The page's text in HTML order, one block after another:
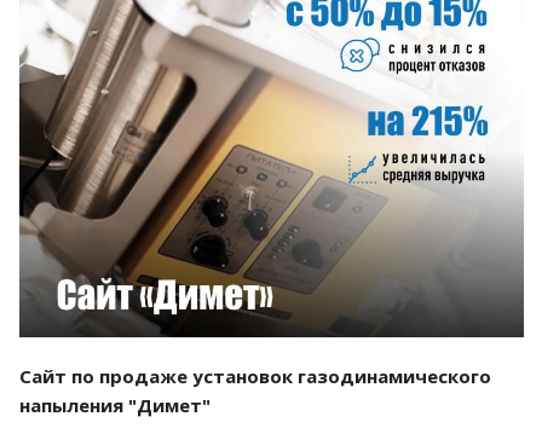
Смотреть проект
Сайт по продаже установок газодинамического
напыления "Димет"